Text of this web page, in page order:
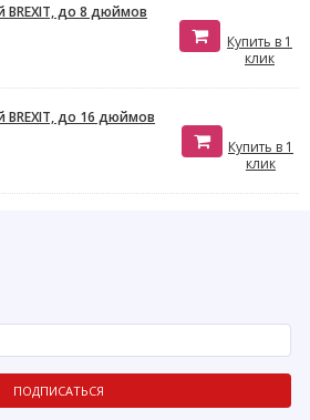
BREXIT, до 8 дюймов
Купить в 1
клик
BREXIT, до 16 дюймов
Купить в 1
клик
ПОДПИСАТЬСЯ